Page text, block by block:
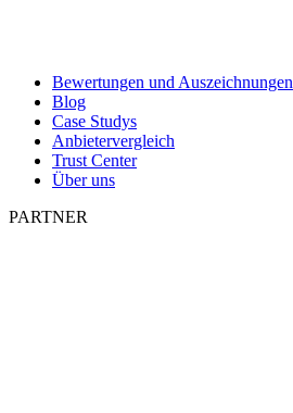
Bewertungen und Auszeichnungen
Blog
Case Studys
Anbietervergleich
Trust Center
Über uns
PARTNER